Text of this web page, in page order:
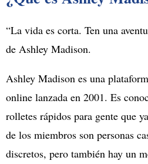
“La vida es corta. Ten una
de Ashley Madison.
Ashley Madison es una
online lanzada en 2001. Es
rolletes rápidos para gente que
de los miembros son personas
discretos, pero también hay un